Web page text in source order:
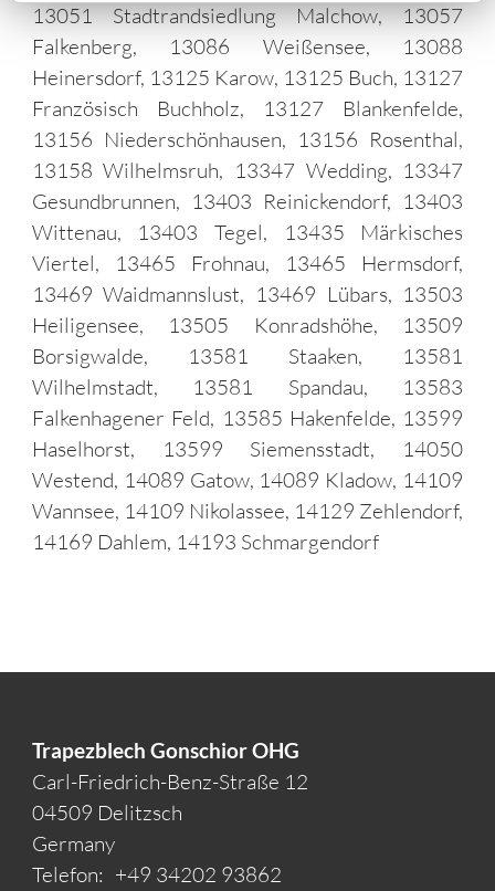
13051 Stadtrandsiedlung Malchow, 13057
Falkenberg, 13086 Weißensee, 13088
Heinersdorf, 13125 Karow, 13125 Buch, 13127
Französisch Buchholz, 13127 Blankenfelde,
13156 Niederschönhausen, 13156 Rosenthal,
13158 Wilhelmsruh, 13347 Wedding, 13347
Gesundbrunnen, 13403 Reinickendorf, 13403
Wittenau, 13403 Tegel, 13435 Märkisches
Viertel, 13465 Frohnau, 13465 Hermsdorf,
13469 Waidmannslust, 13469 Lübars, 13503
Heiligensee, 13505 Konradshöhe, 13509
Borsigwalde, 13581 Staaken, 13581
Wilhelmstadt, 13581 Spandau, 13583
Falkenhagener Feld, 13585 Hakenfelde, 13599
Haselhorst, 13599 Siemensstadt, 14050
Westend, 14089 Gatow, 14089 Kladow, 14109
Wannsee, 14109 Nikolassee, 14129 Zehlendorf,
14169 Dahlem, 14193 Schmargendorf
Trapezblech Gonschior OHG
Carl-Friedrich-Benz-Straße 12
04509 Delitzsch
Germany
Telefon: +49 34202 93862